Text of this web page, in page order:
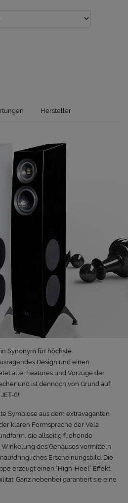
Hersteller
Synonym für höchste
Design und einen
alle Features und Vorzüge der
und ist dennoch von Grund auf
6!
Symbiose aus dem extravaganten
klaren Formsprache der Vela
die allseitig fliehende
des Gehäuses vermitteln
Erscheinungsbild. Die
erzeugt einen “High-Heel” Effekt,
Ganz nebenbei garantiert sie eine